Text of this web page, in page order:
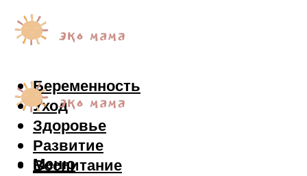
Беременность
Уход
Здоровье
Развитие
Воспитание
Меню